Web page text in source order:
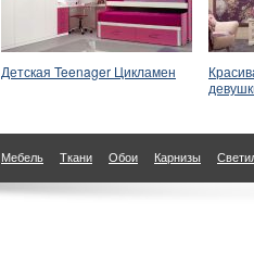
Детская Teenager Цикламен
Мебель Ткани Обои Карнизы